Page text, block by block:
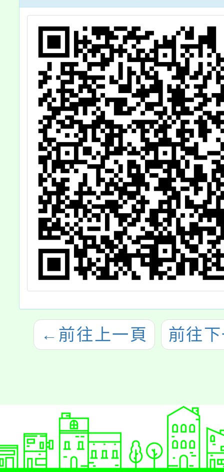
及社區人士參
加。
系列
海
← 前往上一頁 前往